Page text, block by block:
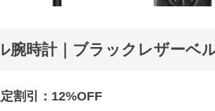
腕時計｜ブラックレザーベ
割引：12%OFF